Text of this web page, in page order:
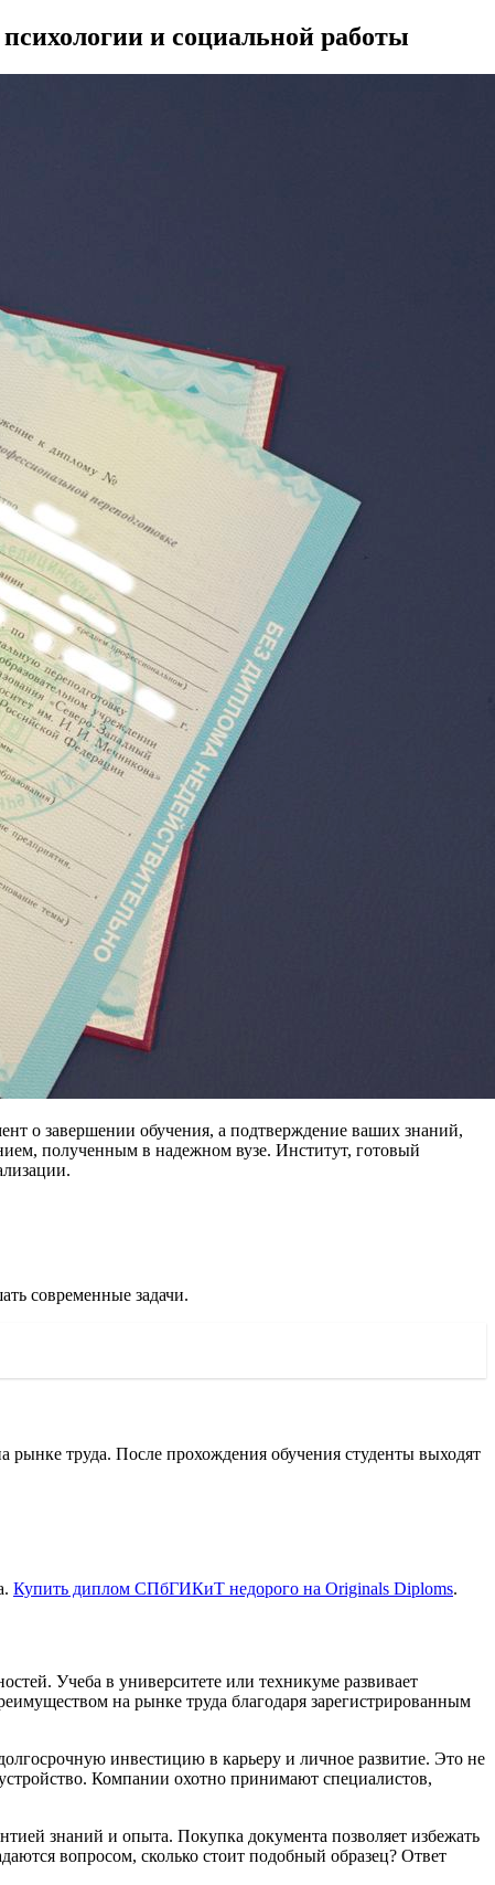
и социальной работы
о завершении обучения, а подтверждение ваших знаний,
полученным в надежном вузе. Институт, готовый
современные задачи.
труда. После прохождения обучения студенты выходят
Купить диплом СПбГИ­КиТ недорого на Originals Diploms.
Учеба в университете или техникуме развивает
на рынке труда благодаря зарегистрированным
инвестицию в карьеру и личное развитие. Это не
Компании охотно принимают специалистов,
знаний и опыта. Покупка документа позволяет избежать
вопросом, сколько стоит подобный образец? Ответ